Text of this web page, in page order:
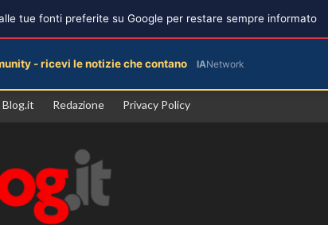
Blog.it Redazione Privacy Policy
tue fonti preferite su Google per restare sempre informato
- ricevi le notizie che contano IANetwork